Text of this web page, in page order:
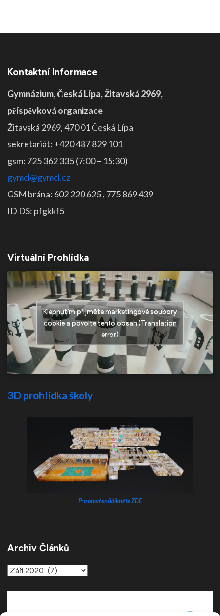
Kontaktní Informace
Gymnázium, Česká Lípa, Žitavská 2969,
příspěvková organizace
Žitavská 2969, 470 01 Česká Lípa
sekretariát: +420 487 829 101
gsm: 725 362 335 (7:00 – 15:30)
gymcl@gymcl.cz
GSM brána: 602 220 625 , 775 869 439
ID DS: pfgkkf5
Virtuální Prohlídka
Klepnutím přijměte marketingové soubory
cookie a povolte tento obsah (Translation
error)
3D prohlídka školy
Pro otevření klikněte ZDE
Archiv Článků
Archiv